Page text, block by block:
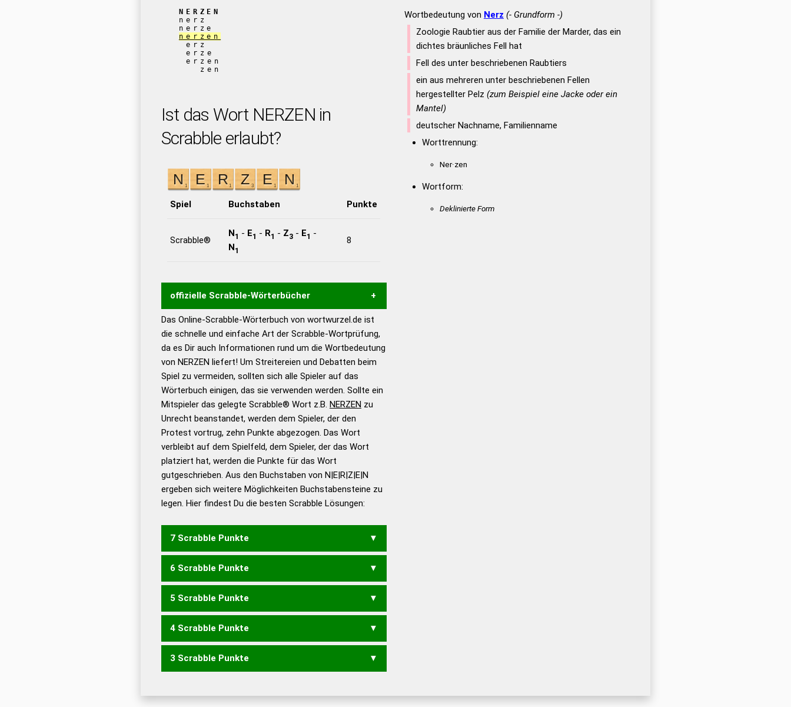
NERZEN
nerz
nerze
nerzen
erz
erze
erzen
zen
Ist das Wort NERZEN in
Scrabble erlaubt?
Spiel Buchstaben Punkte
Scrabble®
N1 - E1 - R1 - Z3- E1 -
N1
8
offizielle Scrabble-Wörterbücher
Wortwurzel liefert mit Hilfe eines semantischen
Wortanalyse-Algorithmus gute Anhaltspunkte zu
Wortbedeutung, Worttrennung und Wortform, um die
Gültigkeit eines Wortes für das Scrabble-Spiel zu
bestimmen! zugelassene Turnier Scrabble-
Wörterbücher sind:
Duden – Standardwerk in 12
Bänden
Duden – Richtiges und gutes
Deutsch
Duden – Die deutsche Grammatik
Duden – Deutsches
Universalwörterbuch
Das Online-Scrabble-Wörterbuch von wortwurzel.de ist
die schnelle und einfache Art der Scrabble-Wortprüfung,
da es Dir auch Informationen rund um die Wortbedeutung
von NERZEN liefert! Um Streitereien und Debatten beim
Spiel zu vermeiden, sollten sich alle Spieler auf das
Wörterbuch einigen, das sie verwenden werden. Sollte ein
Mitspieler das gelegte Scrabble® Wort z.B. NERZEN zu
Unrecht beanstandet, werden dem Spieler, der den
Protest vortrug, zehn Punkte abgezogen. Das Wort
verbleibt auf dem Spielfeld, dem Spieler, der das Wort
platziert hat, werden die Punkte für das Wort
gutgeschrieben. Aus den Buchstaben von N|E|R|Z|E|N
ergeben sich weitere Möglichkeiten Buchstabensteine zu
legen. Hier findest Du die besten Scrabble Lösungen:
7 Scrabble Punkte
NENZE
6 Scrabble Punkte
RENZ
5 Scrabble Punkte
ZER RENEN RENNE
4 Scrabble Punkte
EREN NEER RENE RENN
3 Scrabble Punkte
Wortbedeutung von Nerz (- Grundform -)
Zoologie Raubtier aus der Familie der Marder, das ein
dichtes bräunliches Fell hat
Fell des unter beschriebenen Raubtiers
ein aus mehreren unter beschriebenen Fellen
hergestellter Pelz (zum Beispiel eine Jacke oder ein
Mantel)
deutscher Nachname, Familienname
Worttrennung:
Ner·zen
Wortform:
Deklinierte Form